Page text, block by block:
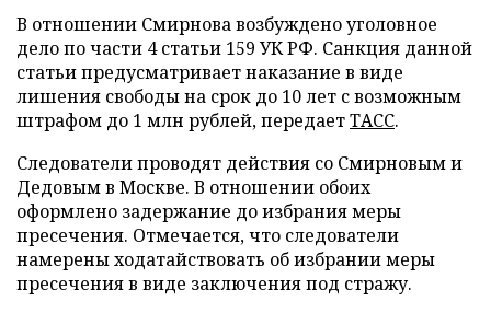
В отношении Смирнова возбуждено уголовное
дело по части 4 статьи 159 УК РФ. Санкция данной
статьи предусматривает наказание в виде
лишения свободы на срок до 10 лет с возможным
штрафом до 1 млн рублей, передаетТАСС.
Следователи проводят действия со Смирновым и
Дедовым в Москве. В отношении обоих
оформлено задержание до избрания меры
пресечения. Отмечается, что следователи
намерены ходатайствовать об избрании меры
пресечения в виде заключения под стражу.